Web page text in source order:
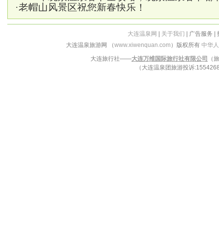
·老帽山风景区祝您新春快乐！
大连温泉网 关于我们 | 广告服务 |
大连温泉旅游网 （www.xiwenquan.com ）版权所有 中华
大连旅行社——大连万维国际旅行社有限公司
（
（大连温泉团旅游投诉